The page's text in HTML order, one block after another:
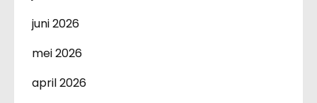
juni 2026
mei 2026
april 2026